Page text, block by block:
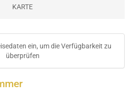
KARTE
ein, um die Verfügbarkeit zu
überprüfen